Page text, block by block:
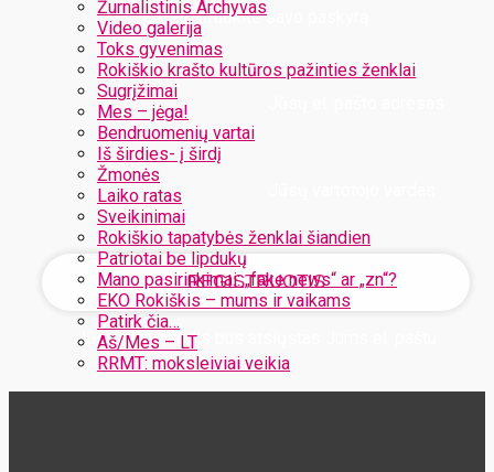
Žurnalistinis Archyvas
Video galerija
Toks gyvenimas
Rokiškio krašto kultūros pažinties ženklai
Sugrįžimai
Mes – jėga!
Bendruomenių vartai
Iš širdies- į širdį
Žmonės
Laiko ratas
Sveikinimai
Rokiškio tapatybės ženklai šiandien
Patriotai be lipdukų
Mano pasirinkimai: „fake news“ ar „zn“?
EKO Rokiškis – mums ir vaikams
Patirk čia…
Aš/Mes – LT
RRMT: moksleiviai veikia
Užregistruokite savo paskyrą
Jūsų slaptažodis bus atsiųstas Jums el. paštu